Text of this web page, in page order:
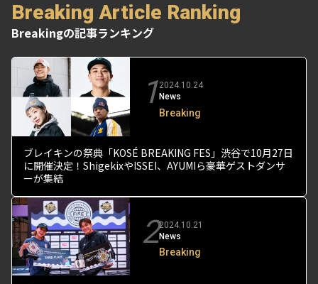
Breaking Article Ranking
Breakingの記事ランキング
12024.10.24
News
Breaking
ブレイキンの祭典「KOSÉ BREAKING FES」渋谷で10月27日
に開催決定！ShigekixやISSEI、AYUMIら豪華ゲストダンサ
ーが集結
22024.10.21
News
Breaking